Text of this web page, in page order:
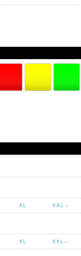
XL XXL～
XL XXL～